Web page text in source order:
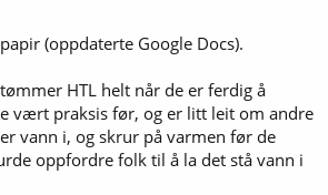
(oppdaterte Google Docs).
HTL helt når de er ferdig å
vært praksis før, og er litt leit om andre
vann i, og skrur på varmen før de
oppfordre folk til å la det stå vann i